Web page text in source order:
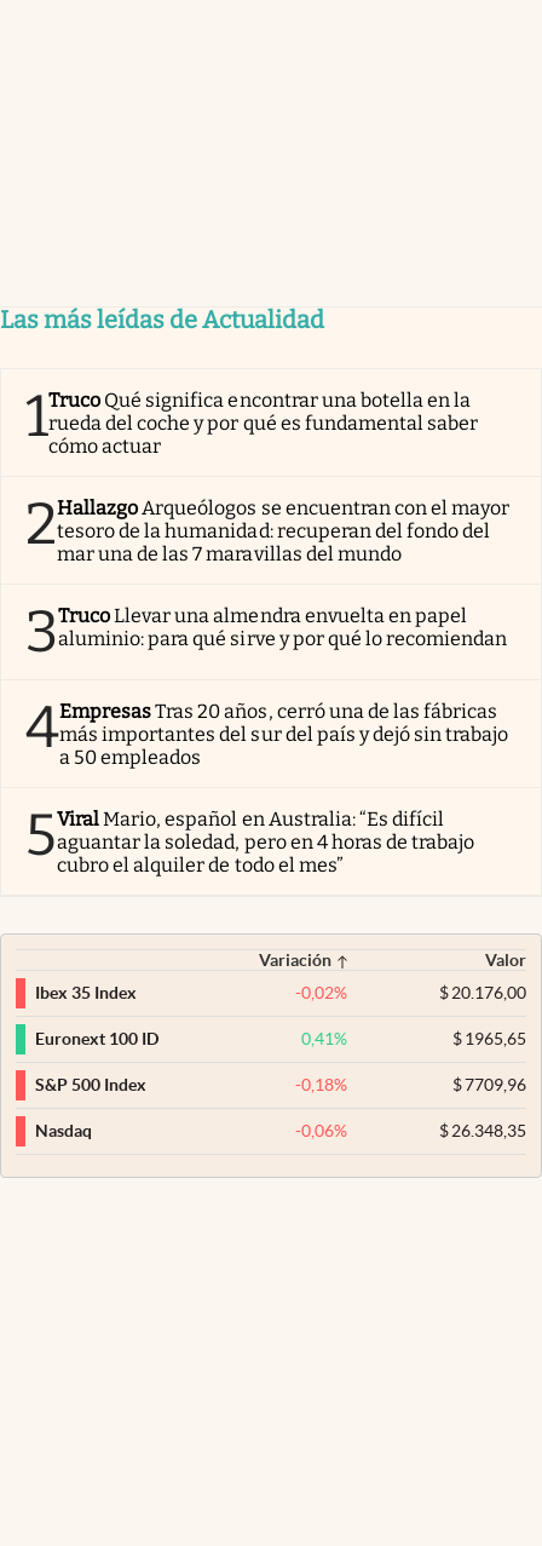
Las más leídas de Actualidad
1Truco Qué significa encontrar una botella en la
rueda del coche y por qué es fundamental saber
cómo actuar
2Hallazgo Arqueólogos se encuentran con el mayor
tesoro de la humanidad: recuperan del fondo del
mar una de las 7 maravillas del mundo
3TrucoLlevar una almendra envuelta en papel
aluminio: para qué sirve y por qué lo recomiendan
4EmpresasTras 20 años, cerró una de las fábricas
más importantes del sur del país y dejó sin trabajo
a 50 empleados
5ViralMario, español en Australia: “Es difícil
aguantar la soledad, pero en 4 horas de trabajo
cubro el alquiler de todo el mes”
Variación
Valor
Ibex 35 Index
-0,02% $20.176,00
Euronext 100 ID 0,41% $1965,65
S&P 500 Index -0,18% $7709,96
Nasdaq -0,06% $26.348,35